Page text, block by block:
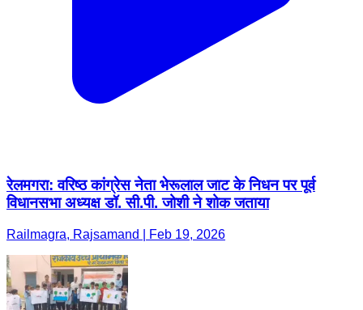
रेलमगरा: वरिष्ठ कांग्रेस नेता भेरूलाल जाट के निधन पर पूर्व
विधानसभा अध्यक्ष डॉ. सी.पी. जोशी ने शोक जताया
Railmagra, Rajsamand | Feb 19, 2026